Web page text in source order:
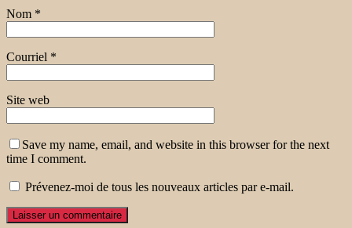
Nom *
Courriel *
Site web
Save my name, email, and website in this browser for the next
time I comment.
Prévenez-moi de tous les nouveaux articles par e-mail.